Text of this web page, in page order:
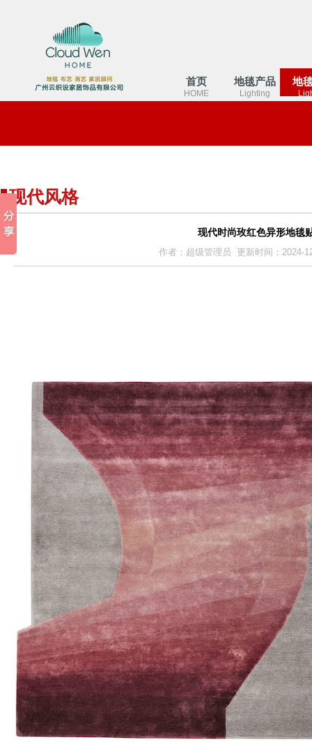
首页
HOME
地毯产品
Lighting
地
现代风格
现代时尚玫红色异形地毯
作者：超级管理员 更新时间：2024-